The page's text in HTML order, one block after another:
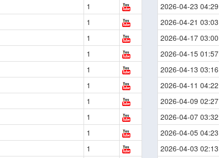
1
1
1
1
1
1
1
1
1
1
2026-04-23 04:29
2026-04-21 03:03
2026-04-17 03:00
2026-04-15 01:57
2026-04-13 03:16
2026-04-11 04:22
2026-04-09 02:27
2026-04-07 03:32
2026-04-05 04:23
2026-04-03 02:13